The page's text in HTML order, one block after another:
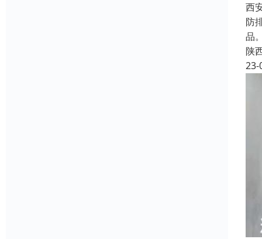
西
防
品
陕
23-